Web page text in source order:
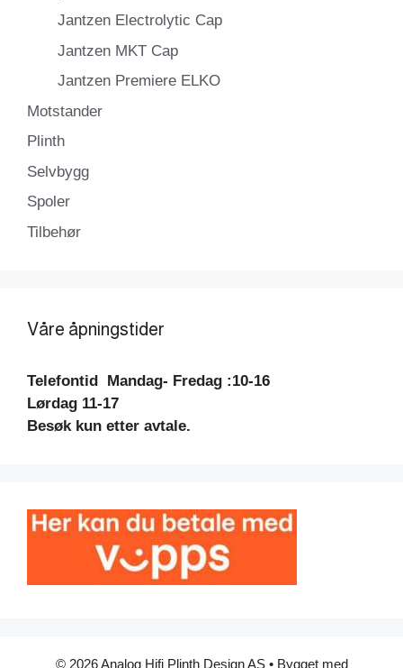
Jantzen Electrolytic Cap
Jantzen MKT Cap
Jantzen Premiere ELKO
Motstander
Plinth
Selvbygg
Spoler
Tilbehør
Våre åpningstider
Telefontid Mandag- Fredag :10-16
Lørdag 11-17
Besøk kun etter avtale.
© 2026 Analog Hifi Plinth Design AS• Bygget med